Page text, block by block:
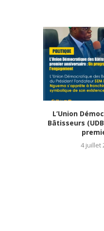
L’Union
Bâtisseurs
4 juillet